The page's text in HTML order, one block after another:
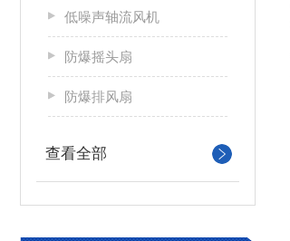
低噪声轴流风机
防爆摇头扇
防爆排风扇
查看全部